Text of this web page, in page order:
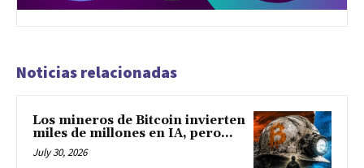
Noticias relacionadas
Los mineros de Bitcoin invierten
miles de millones en IA, pero...
July 30, 2026